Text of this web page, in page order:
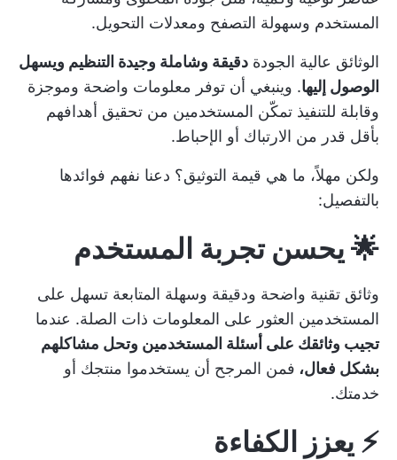
المستخدم وسهولة التصفح ومعدلات التحويل.
الوثائق عالية الجودة دقيقة وشاملة وجيدة التنظيم ويسهل
الوصول إليها. وينبغي أن توفر معلومات واضحة وموجزة
وقابلة للتنفيذ تمكّن المستخدمين من تحقيق أهدافهم
بأقل قدر من الارتباك أو الإحباط.
ولكن مهلاً، ما هي قيمة التوثيق؟ دعنا نفهم فوائدها
بالتفصيل:
🌟 يحسن تجربة المستخدم
وثائق تقنية واضحة ودقيقة وسهلة المتابعة تسهل على
المستخدمين العثور على المعلومات ذات الصلة. عندما
تجيب وثائقك على أسئلة المستخدمين وتحل مشاكلهم
بشكل فعال، فمن المرجح أن يستخدموا منتجك أو
خدمتك.
⚡ يعزز الكفاءة